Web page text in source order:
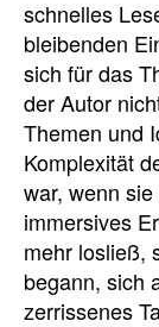
schnelles
bleibenden
sich für das
der Autor
Themen und
Komplexität
war, wenn
immersives
mehr losließ,
begann, sich
zerrissenes